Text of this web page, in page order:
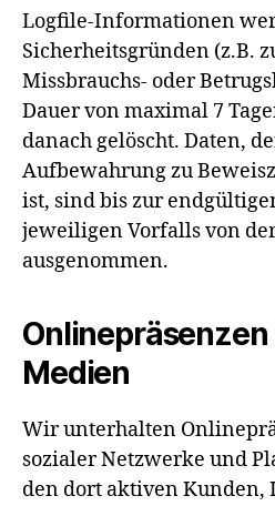
Logfile-Informationen
Sicherheitsgründen (z.B.
Missbrauchs- oder
Dauer von maximal 7
danach gelöscht. Daten,
Aufbewahrung zu
ist, sind bis zur
jeweiligen Vorfalls von
ausgenommen.
Medien
Wir unterhalten
sozialer Netzwerke und
den dort aktiven Kunden,